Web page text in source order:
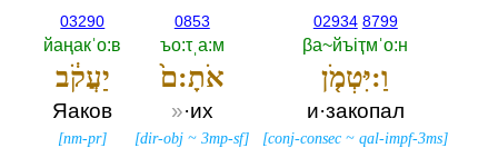
02934 8799
βа~йъiҭмˈо:н
וַ:יִּטְמֹ֤ן
и·закопал
[conj-consec ~qal-impf-3ms]
0853
ъо:τˌа:м
אֹתָ:ם֙
»·их
[dir-obj ~3mp-sf]
03290
йаңакˈо:в
יַעֲקֹ֔ב
Яаков
[nm-pr]